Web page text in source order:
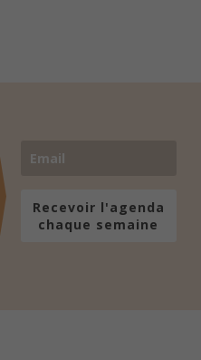
Recevoir l'agenda
chaque semaine